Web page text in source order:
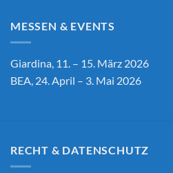
MESSEN & EVENTS
Giardina, 11. – 15. März 2026
BEA, 24. April – 3. Mai 2026
RECHT & DATENSCHUTZ